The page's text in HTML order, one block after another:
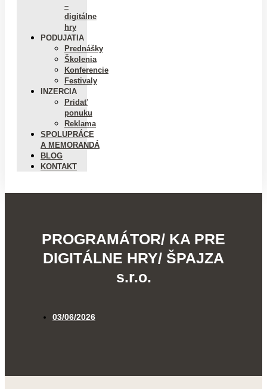
–
digitálne
hry
PODUJATIA
Prednášky
Školenia
Konferencie
Festivaly
INZERCIA
Pridať
ponuku
Reklama
SPOLUPRÁCE
A MEMORANDÁ
BLOG
KONTAKT
PROGRAMÁTOR/ KA PRE
DIGITÁLNE HRY/ ŠPAJZA
s.r.o.
03/06/2026